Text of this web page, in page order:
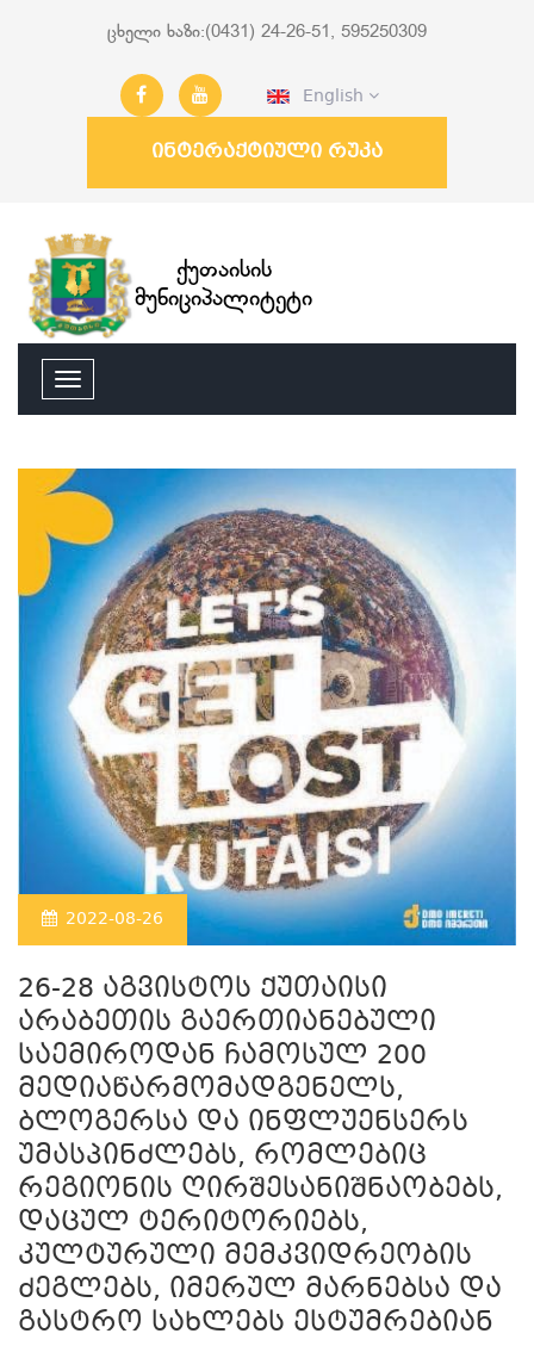
ცხელი ხაზი:(0431) 24-26-51, 595250309
English
ინტერაქტიული რუკა
ქუთაისის
მუნიციპალიტეტი
2022-08-26
26-28 აგვისტოს ქუთაისი
არაბეთის გაერთიანებული
საემიროდან ჩამოსულ 200
მედიაწარმომადგენელს,
ბლოგერსა და ინფლუენსერს
უმასპინძლებს, რომლებიც
რეგიონის ღირშესანიშნაობებს,
დაცულ ტერიტორიებს,
კულტურული მემკვიდრეობის
ძეგლებს, იმერულ მარნებსა და
გასტრო სახლებს ესტუმრებიან